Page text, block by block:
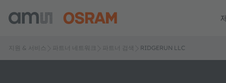
지원 & 서비스 파트너 네트워크 파트너 검색 RIDGERUN LLC